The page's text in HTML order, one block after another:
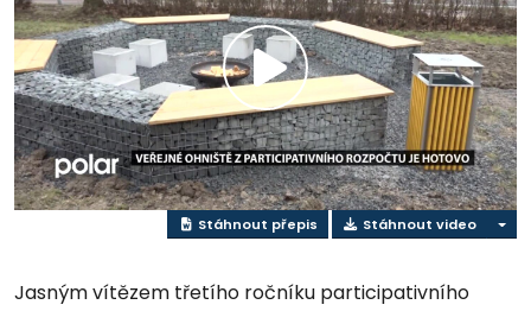
Přehrát
video
Stáhnout přepis Stáhnout video
Jasným vítězem třetího ročníku participativního